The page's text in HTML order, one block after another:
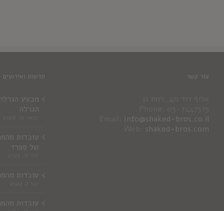
צור קשר
info@shaked-bros.co.il
shaked-bros.com
חדשות ואירועים
מבצע
הגרלה
עובדות
של ספרד
עובדות
עובדות